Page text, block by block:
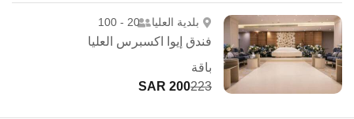
بلدية العليا 20 - 100
فندق إيوا اكسبرس العليا
باقة
223
200 SAR